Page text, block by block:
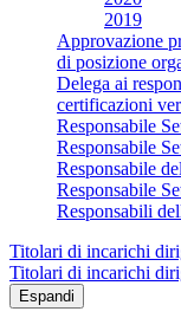
2019
Approvazione
di posizione
Delega ai
certificazioni
Responsabile
Responsabile
Responsabile
Responsabile
Responsabili
Titolari di incarichi
Titolari di incarichi
Espandi